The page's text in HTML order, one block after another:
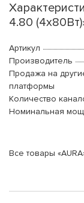
4.80
Артикул
Производитель
Продажа на
платформы
Количество
Номинальная
Все товары